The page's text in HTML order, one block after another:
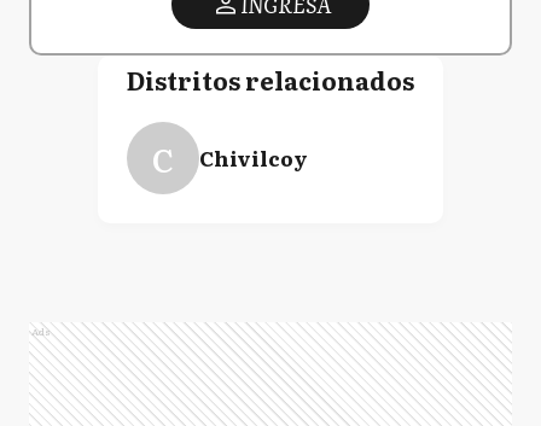
Distritos relacionados
C Chivilcoy
Ads